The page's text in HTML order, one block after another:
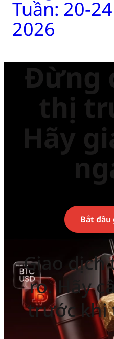
Tuần: 20-
2026
Đừng
thị
Hãy
Bắt đầu
Giao dịch
ro. Hãy
trước khi